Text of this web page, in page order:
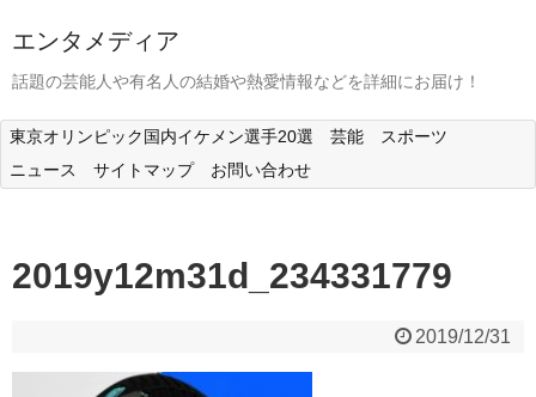
エンタメディア
話題の芸能人や有名人の結婚や熱愛情報などを詳細にお届け！
東京オリンピック国内イケメン選手20選 芸能
スポーツ
ニュース
サイトマップ お問い合わせ
2019y12m31d_234331779
2019/12/31